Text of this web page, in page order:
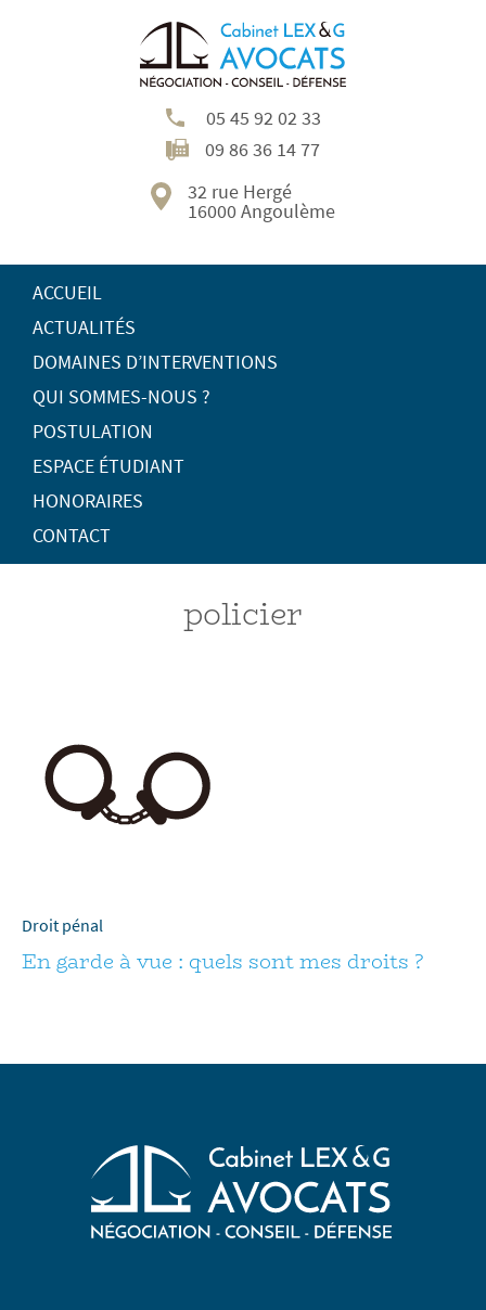
05 45 92 02 33
09 86 36 14 77
32 rue Hergé
16000 Angoulème
ACCUEIL
ACTUALITÉS
DOMAINES D’INTERVENTIONS
QUI SOMMES-NOUS ?
POSTULATION
ESPACE ÉTUDIANT
HONORAIRES
CONTACT
policier
Droit pénal
En garde à vue : quels sont mes droits ?